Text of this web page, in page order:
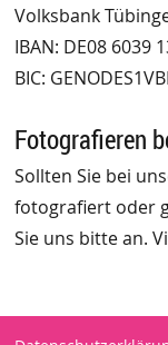
Volksbank
IBAN: DE08 6039
BIC:
Fotografieren
Sollten Sie bei
fotografiert oder
Sie uns bitte an.